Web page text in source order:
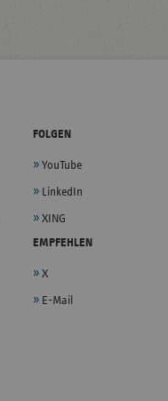
FOLGEN
YouTube
LinkedIn
XING
EMPFEHLEN
X
E-Mail